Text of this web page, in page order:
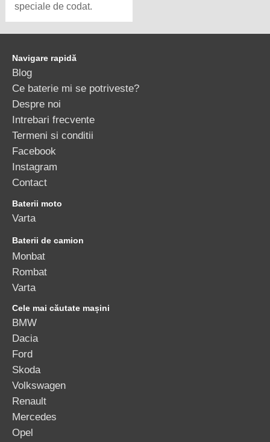
speciale de codat.
Navigare rapidă
Blog
Ce baterie mi se potriveste?
Despre noi
Intrebari frecvente
Termeni si conditii
Facebook
Instagram
Contact
Baterii moto
Varta
Baterii de camion
Monbat
Rombat
Varta
Cele mai căutate mașini
BMW
Dacia
Ford
Skoda
Volkswagen
Renault
Mercedes
Opel